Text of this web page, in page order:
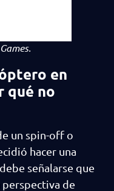
en
qué no
un spin-off o
hacer una
señalarse que
de